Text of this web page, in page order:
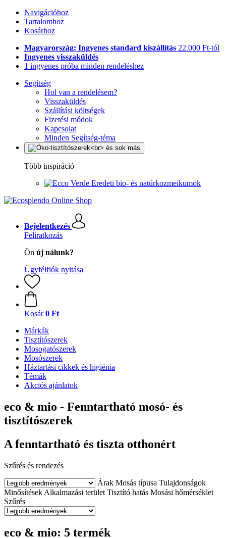
Navigációhoz
Tartalomhoz
Kosárhoz
Magyarország: Ingyenes standard kiszállítás 22.000 Ft-tól
Ingyenes visszaküldés
1 ingyenes próba minden rendeléshez
Segítség
Hol van a rendelésem?
Visszaküldés
Szállítási költségek
Fizetési módok
Kapcsolat
Minden Segítség-téma
Több inspiráció
Eredeti bio- és natúrkozmeikumok
Bejelentkezés
Feliratkozás
Ön új nálunk?
Ügyfélfiók nyitása
Kosár 0 Ft
Márkák
Tisztítószerek
Mosogatószerek
Mosószerek
Háztartási cikkek és higiénia
Témák
Akciós ajánlatok
eco & mio - Fenntartható mosó- és
tisztítószerek
A fenntartható és tiszta otthonért
Szűrés és rendezés
Árak Mosás típusa Tulajdonságok
Minősítések Alkalmazási terület Tisztító hatás Mosási hőmérséklet
Szűrés
eco & mio: 5 termék